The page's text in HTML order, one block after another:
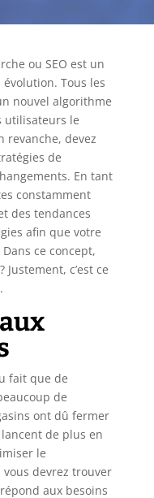
ou SEO est un
Tous les
nouvel algorithme
utilisateurs le
revanche, devez
de
En tant
constamment
des tendances
afin que votre
ce concept,
c’est ce
fait que de
de
ont dû fermer
lancent de plus en
le
devrez trouver
aux besoins